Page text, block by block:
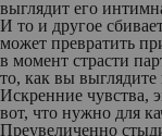
выглядит его
И то и другое
может превратить
в момент страсти
то, как вы выглядите
Искренние чувства,
вот, что нужно для
Преувеличенно